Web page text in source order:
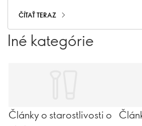
pleti. Tieto viacúčelové prípravky v
ovládli pulty s kozmetikou, ale nie
pochopíte, ako každý z nich
vybrať ten správny pre svoju pleť a
ČÍTAŤ TERAZ
Iné kategórie
Články o starostlivosti o